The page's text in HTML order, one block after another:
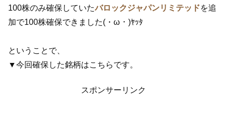
100株のみ確保していたバロックジャパンリミテッドを追
加で100株確保できました(・ω・)ﾔｯﾀ
ということで、
▼今回確保した銘柄はこちらです。
スポンサーリンク